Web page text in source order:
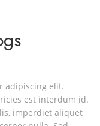
adipiscing elit.
est interdum id.
imperdiet aliquet